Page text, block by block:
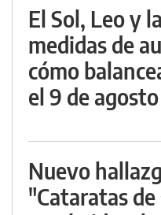
El Sol, Leo y
medidas de
cómo
el 9 de agosto
Nuevo
"Cataratas